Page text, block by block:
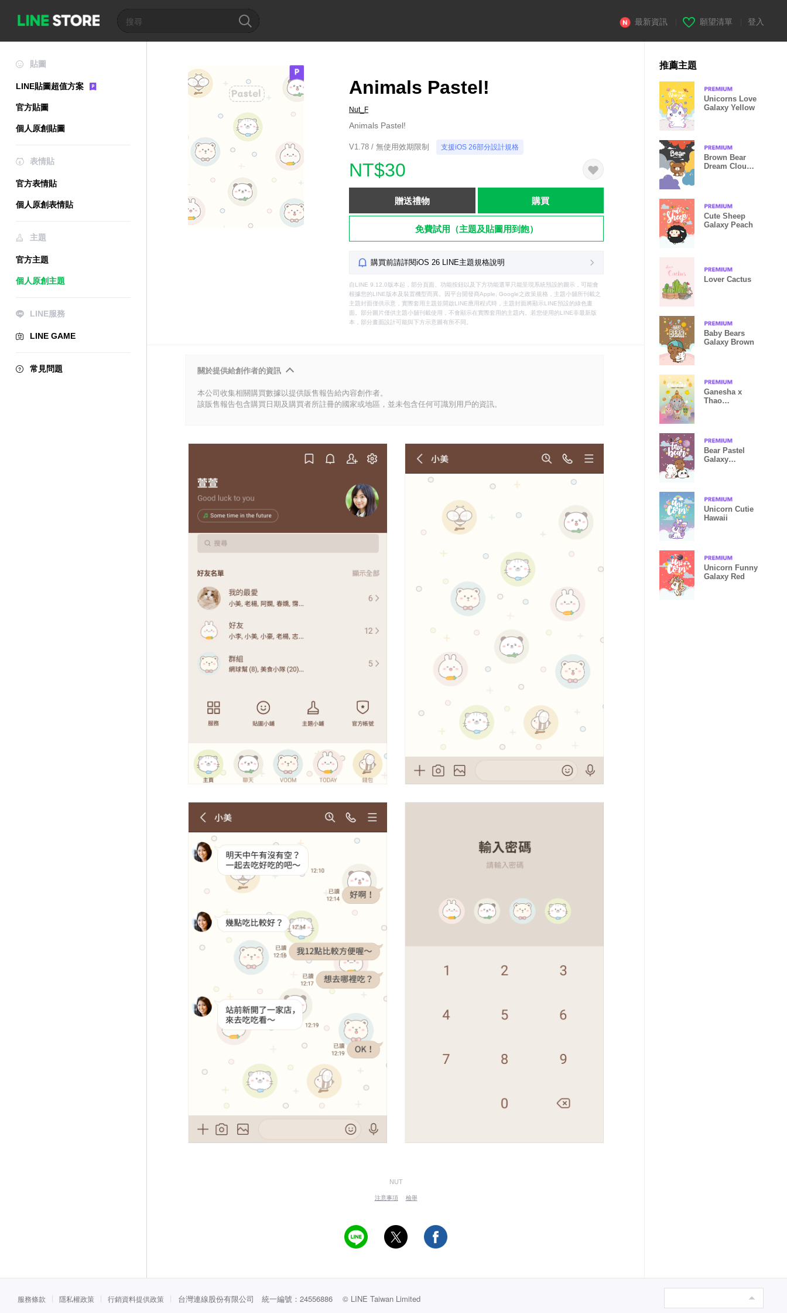
最新資訊 願望清單 登入
貼圖
LINE貼圖超值方案
官方貼圖
個人原創貼圖
表情貼
官方表情貼
個人原創表情貼
主題
官方主題
個人原創主題
LINE服務
LINE GAME
常見問題
Animals Pastel!
Nut_F
Animals Pastel!
V1.78 / 無使用效期限制 支援iOS 26部分設計規格
NT$30
贈送禮物 購買
免費試用（主題及貼圖用到飽）
購買前請詳閱iOS 26 LINE主題規格說明
自LINE 9.12.0版本起，部分頁面、功能按鈕以及下方功能選單只能呈現系統預設的圖示，可能會
根據您的LINE版本及裝置機型而異。因平台開發商Apple, Google之政策規格，主題小舖所刊載之
主題封面僅供示意，實際套用主題並開啟LINE應用程式時，主題封面將顯示LINE預設的綠色畫
面。部分圖片僅供主題小舖刊載使用，不會顯示在實際套用的主題內。若您使用的LINE非最新版
本，部分畫面設計可能與下方示意圖有所不同。
關於提供給創作者的資訊
本公司收集相關購買數據以提供販售報告給內容創作者。
該販售報告包含購買日期及購買者所註冊的國家或地區，並未包含任何可識別用戶的資訊。
NUT
注意事項 檢舉
推薦主題
Unicorns Love
Galaxy Yellow
Brown Bear
Dream Cloud
Cute Sheep
Galaxy Peach
Lover Cactus
Baby Bears
Galaxy Brown
Ganesha x
Thao
Bear Pastel
Galaxy
Unicorn Cutie
Hawaii
Unicorn Funny
Galaxy Red
服務條款 隱私權政策 行銷資料提供政策 台灣連線股份有限公司 統一編號：24556886 © LINE Taiwan Limited